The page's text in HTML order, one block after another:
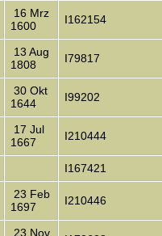
16 Mrz
1600
I162154
13 Aug
1808
I79817
30 Okt
1644
I99202
17 Jul
1667
I210444
I167421
23 Feb
1697
I210446
23 Nov